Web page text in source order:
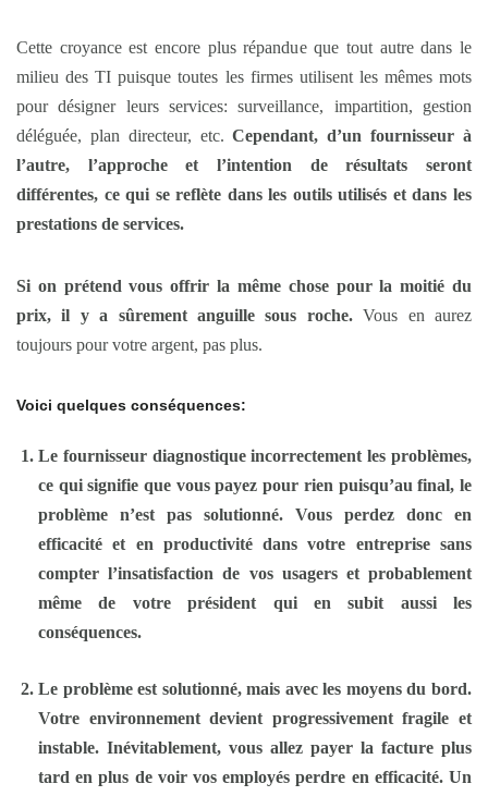
Cette croyance est encore plus répandue que tout autre dans le
milieu des TI puisque toutes les firmes utilisent les mêmes mots
pour désigner leurs services: surveillance, impartition, gestion
déléguée, plan directeur, etc.Cependant, d’un fournisseur à
l’autre, l’approche et l’intention de résultats seront
différentes, ce qui se reflète dans les outils utilisés et dans les
prestations de services.
Si on prétend vous offrir la même chose pour la moitié du
prix, il y a sûrement anguille sous roche.Vous en aurez
toujours pour votre argent, pas plus.
Voici quelques conséquences:
Le fournisseur diagnostique incorrectement les problèmes,
ce qui signifie que vous payez pour rien puisqu’au final, le
problème n’est pas solutionné. Vous perdez donc en
efficacité et en productivité dans votre entreprise sans
compter l’insatisfaction de vos usagers et probablement
même de votre président qui en subit aussi les
conséquences.
Le problème est solutionné, mais avec les moyens du bord.
Votre environnement devient progressivement fragile et
instable. Inévitablement, vous allez payer la facture plus
tard en plus de voir vos employés perdre en efficacité. Un